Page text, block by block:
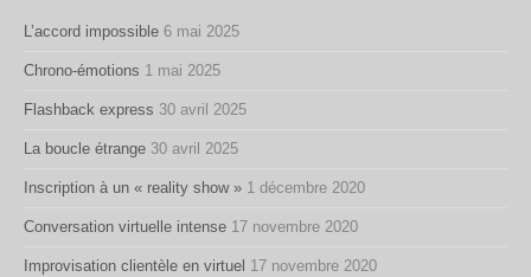
L’accord impossible 6 mai 2025
Chrono-émotions 1 mai 2025
Flashback express 30 avril 2025
La boucle étrange 30 avril 2025
Inscription à un « reality show » 1 décembre 2020
Conversation virtuelle intense 17 novembre 2020
Improvisation clientèle en virtuel 17 novembre 2020